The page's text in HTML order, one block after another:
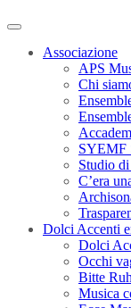
Associazione
APS
Chi
SYEMF
Studio
C’era
Dolci Accenti
Dolci
Occhi
Bitte
Musica